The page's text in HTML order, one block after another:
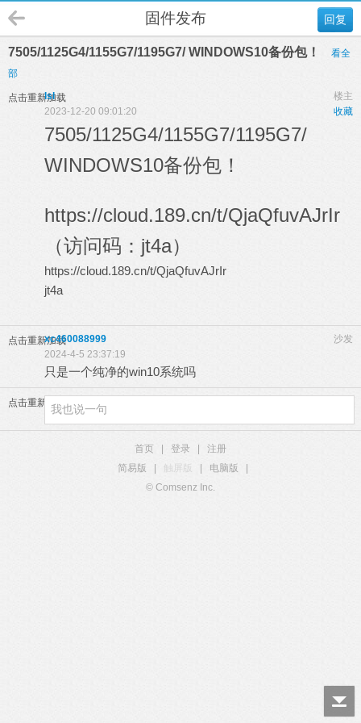
回复
固件发布
7505/1125G4/1155G7/1195G7/ WINDOWS10备份包！
看全
部
点击重新加载 楼主
lsl
收藏
2023-12-20 09:01:20
7505/1125G4/1155G7/1195G7/
WINDOWS10备份包！
https://cloud.189.cn/t/QjaQfuvAJrIr
（访问码： jt4a）
https://cloud.189.cn/t/QjaQfuvAJrIr
jt4a
点击重新加载 沙发
xc460088999
2024-4-5 23:37:19
只是一个纯净的win10系统吗
点击重新加载
首页 登录
注册
简易版
触屏版 电脑版
© Comsenz Inc.